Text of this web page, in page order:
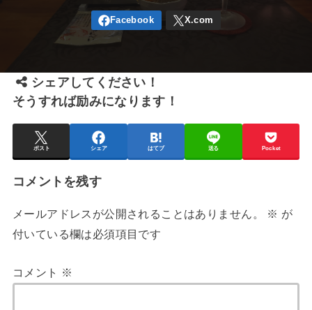
シェアしてください！
そうすれば励みになります！
ポスト シェア はてブ 送る Pocket
コメントを残す
メールアドレスが公開されることはありません。 ※ が
付いている欄は必須項目です
コメント ※